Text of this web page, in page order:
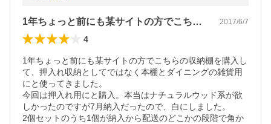
1年ちょっと前にも某サイトの方でこちら… 2017/6/7
4
1年ちょっと前にも某サイトの方でこちらの収納棚を購入し
て、押入れ収納としてではなく本棚とダイニングの雑貨用
にと使ってきました。
今回は押入れ用にと購入。本当はナチュラルウッド系が欲
しかったのですが7月納入だったので、白にしました。
2個セットのうち1個が納入から配送のどこかの段階で角か